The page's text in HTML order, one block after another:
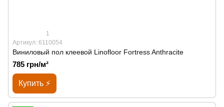
1
Артикул: 6110054
Виниловый пол клеевой Linofloor Fortress Anthracite
785 грн/м²
Купить ⚡